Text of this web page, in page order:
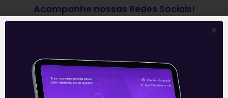
Acompanhe nossas Redes Sociais!
O conteúdo foi útil para você? Compartilhe!